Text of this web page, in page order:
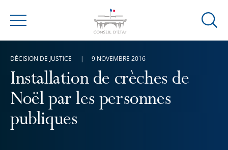
Menu
Ouvrir
Installation de crèches de
Noël par les personnes
publiques
DÉCISION DE JUSTICE 9 NOVEMBRE 2016